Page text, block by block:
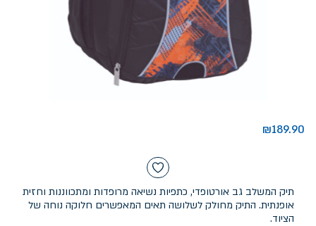
₪189.90
תיק המשלב גב אורטופדי, כתפיות נשיאה מרופדות ומתכווננות וחזית
אופנתית. התיק מחולק לשלושה תאים המאפשרים חלוקה נוחה של
הציוד.